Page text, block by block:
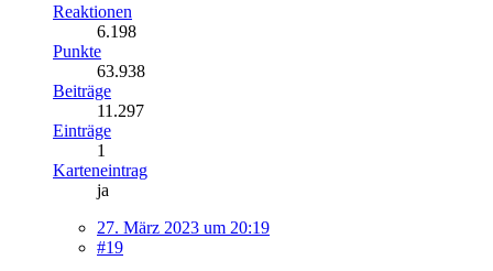
Reaktionen
6.198
Punkte
63.938
Beiträge
11.297
Einträge
1
Karteneintrag
ja
27. März 2023 um 20:19
#19